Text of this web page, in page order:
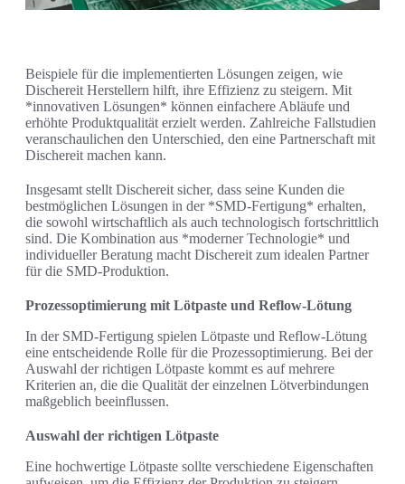
Beispiele für die implementierten Lösungen zeigen, wie
Dischereit Herstellern hilft, ihre Effizienz zu steigern. Mit
*innovativen Lösungen* können einfachere Abläufe und
erhöhte Produktqualität erzielt werden. Zahlreiche Fallstudien
veranschaulichen den Unterschied, den eine Partnerschaft mit
Dischereit machen kann.
Insgesamt stellt Dischereit sicher, dass seine Kunden die
bestmöglichen Lösungen in der *SMD-Fertigung* erhalten,
die sowohl wirtschaftlich als auch technologisch fortschrittlich
sind. Die Kombination aus *moderner Technologie* und
individueller Beratung macht Dischereit zum idealen Partner
für die SMD-Produktion.
Prozessoptimierung mit Lötpaste und Reflow-Lötung
In der SMD-Fertigung spielen Lötpaste und Reflow-Lötung
eine entscheidende Rolle für die Prozessoptimierung. Bei der
Auswahl der richtigen Lötpaste kommt es auf mehrere
Kriterien an, die die Qualität der einzelnen Lötverbindungen
maßgeblich beeinflussen.
Auswahl der richtigen Lötpaste
Eine hochwertige Lötpaste sollte verschiedene Eigenschaften